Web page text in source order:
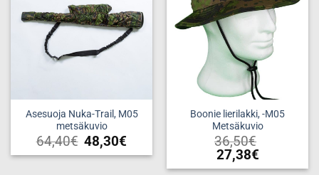
Voit
tehdä
valinnat
tuotteen
sivulla.
Asesuoja Nuka-Trail, M05
metsäkuvio
64,40€ 48,30€
Boonie lierilakki, -M05
Metsäkuvio
36,50€
27,38€
Tällä